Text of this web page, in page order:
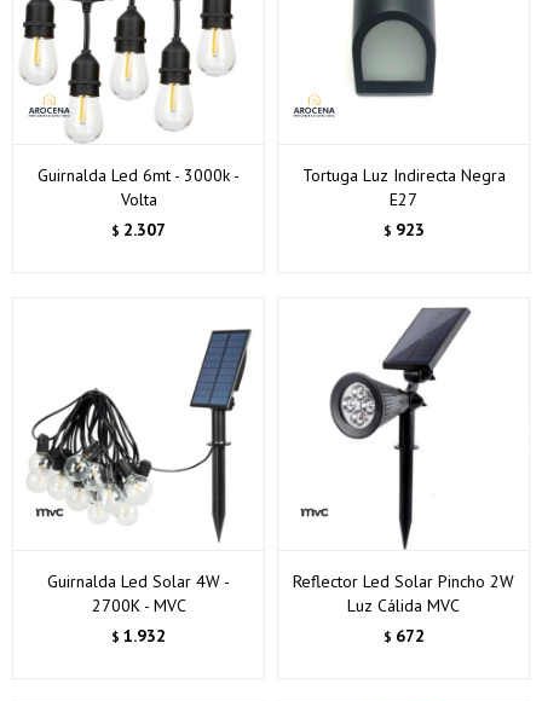
Guirnalda Led 6mt - 3000k -
Volta
$ 2.307
Tortuga Luz Indirecta Negra
E27
$ 923
Guirnalda Led Solar 4W -
2700K - MVC
$ 1.932
Reflector Led Solar Pincho 2W
Luz Cálida MVC
$ 672